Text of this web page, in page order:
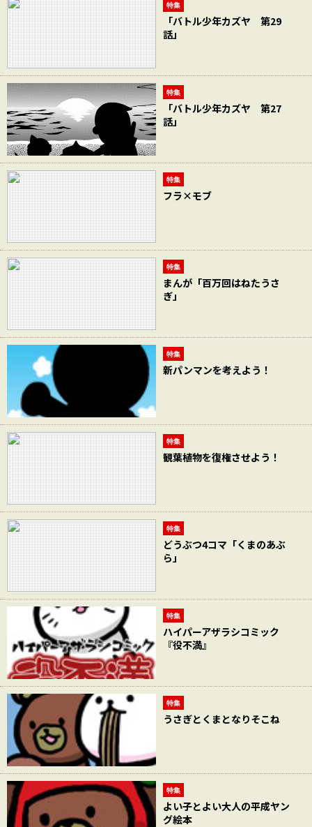
特集
「バトル少年カズヤ 第29
話」
特集
「バトル少年カズヤ 第27
話」
特集
フラ×モブ
特集
まんが「百万回はねたうさ
ぎ」
特集
新パンマンを考えよう！
特集
観葉植物を復権させよう！
特集
どうぶつ4コマ「くまのあぶ
ら」
特集
ハイパーアザラシコミック
『役不満』
特集
うさぎとくまとなりそこね
特集
よい子とよい大人の平成ヤン
グ絵本